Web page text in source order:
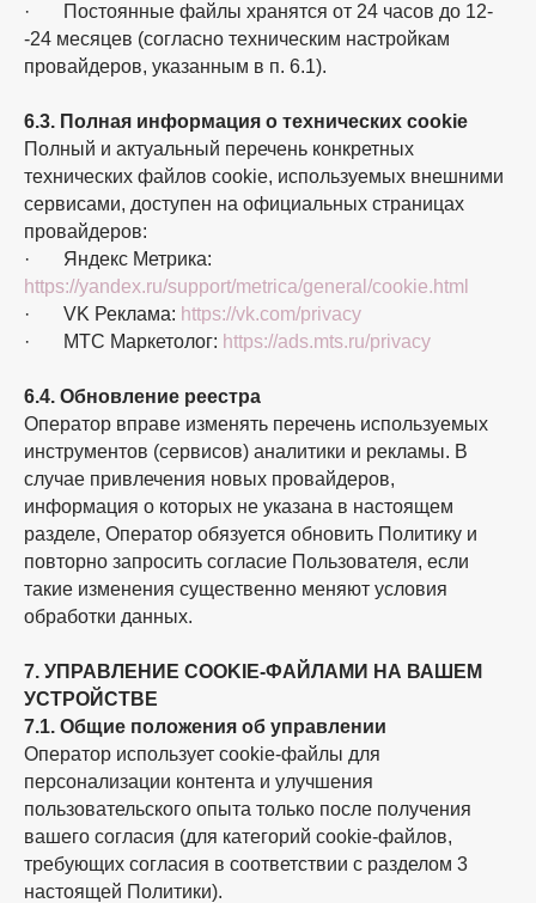
· Постоянные файлы хранятся от 24 часов до 12-
-24 месяцев (согласно техническим настройкам
провайдеров, указанным в п. 6.1).
6.3. Полная информация о технических cookie
Полный и актуальный перечень конкретных
технических файлов cookie, используемых внешними
сервисами, доступен на официальных страницах
провайдеров:
· Яндекс Метрика:
https://yandex.ru/support/metrica/general/cookie.html
· VK Реклама: https://vk.com/privacy
· МТС Маркетолог: https://ads.mts.ru/privacy
6.4. Обновление реестра
Оператор вправе изменять перечень используемых
инструментов (сервисов) аналитики и рекламы. В
случае привлечения новых провайдеров,
информация о которых не указана в настоящем
разделе, Оператор обязуется обновить Политику и
повторно запросить согласие Пользователя, если
такие изменения существенно меняют условия
обработки данных.
7. УПРАВЛЕНИЕ COOKIE-ФАЙЛАМИ НА ВАШЕМ
УСТРОЙСТВЕ
7.1. Общие положения об управлении
Оператор использует cookie-файлы для
персонализации контента и улучшения
пользовательского опыта только после получения
вашего согласия (для категорий cookie-файлов,
требующих согласия в соответствии с разделом 3
настоящей Политики).